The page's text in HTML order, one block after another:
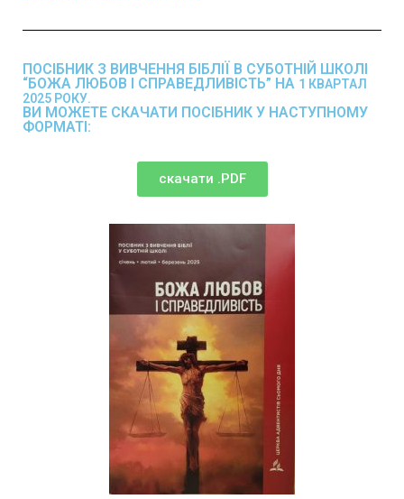
ПОСІБНИК З ВИВЧЕННЯ БІБЛІЇ В СУБОТНІЙ ШКОЛІ
“БОЖА ЛЮБОВ І СПРАВЕДЛИВІСТЬ” НА 1 КВАРТАЛ
2025 РОКУ.
ВИ МОЖЕТЕ СКАЧАТИ ПОСІБНИК У НАСТУПНОМУ
ФОРМАТІ:
скачати .PDF